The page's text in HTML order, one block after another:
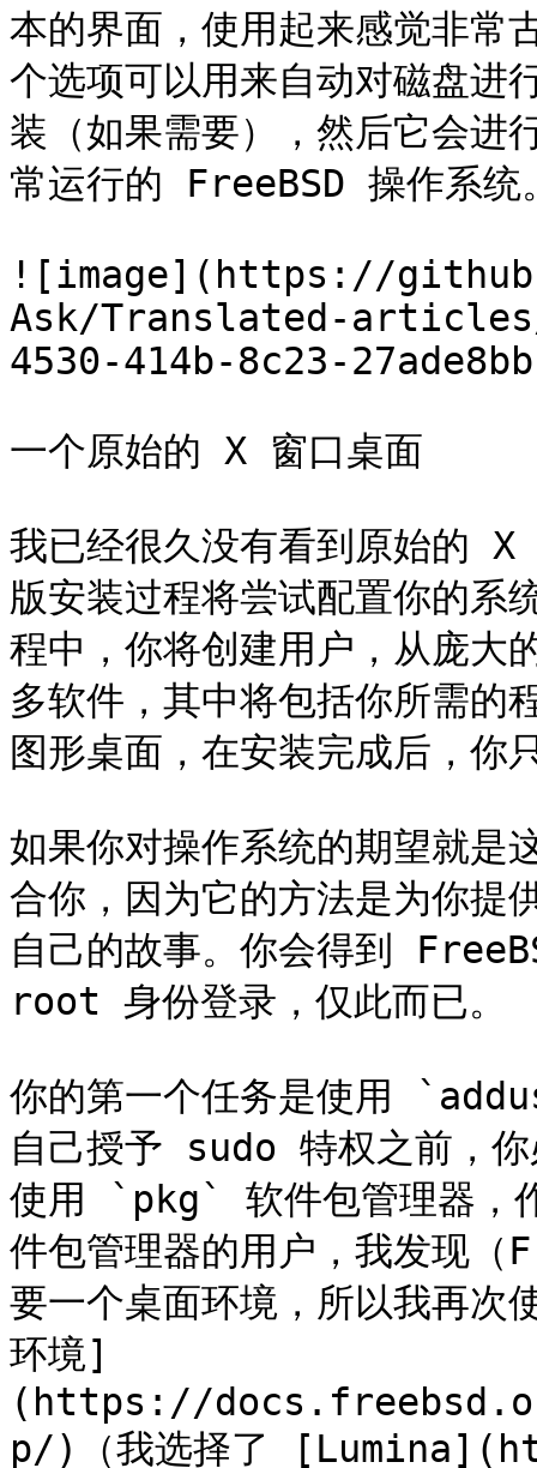
本的界面，使用起来感觉非常
个选项可以用来自动对磁盘进
装（如果需要），然后它会进
常运行的 FreeBSD 操作系统
![image](https://
Ask/Translated-
4530-414b-8c23-
一个原始的 X 窗口桌面
我已经很久没有看到原始的
版安装过程将尝试配置你的系
程中，你将创建用户，从庞大
多软件，其中将包括你所需的
图形桌面，在安装完成后，你
如果你对操作系统的期望就
合你，因为它的方法是为你提
自己的故事。你会得到
root 身份登录，仅此而已。
你的第一个任务是使用
自己授予 sudo 特权之前，
使用 `pkg` 软件包管理器，
件包管理器的用户，我发现（
要一个桌面环境，所以我再
环境]
(https://
p/)（我选择了